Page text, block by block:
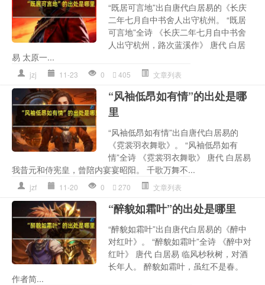
“既居可言地”出自唐代白居易的《长庆
二年七月自中书舍人出守杭州。 “既居
可言地”全诗 《长庆二年七月自中书舍
人出守杭州，路次蓝溪作》 唐代 白居
易 太原一...
jzj 11-23 0 405 文章列表
“风袖低昂如有情”的出处是哪
里
“风袖低昂如有情”出自唐代白居易的
《霓裳羽衣舞歌》。 “风袖低昂如有
情”全诗 《霓裳羽衣舞歌》 唐代 白居易
我昔元和侍宪皇，曾陪内宴宴昭阳。 千歌万舞不...
jzf 11-20 0 270 文章列表
“醉貌如霜叶”的出处是哪里
“醉貌如霜叶”出自唐代白居易的《醉中
对红叶》。 “醉貌如霜叶”全诗 《醉中对
红叶》 唐代 白居易 临风杪秋树，对酒
长年人。 醉貌如霜叶，虽红不是春。
作者简...